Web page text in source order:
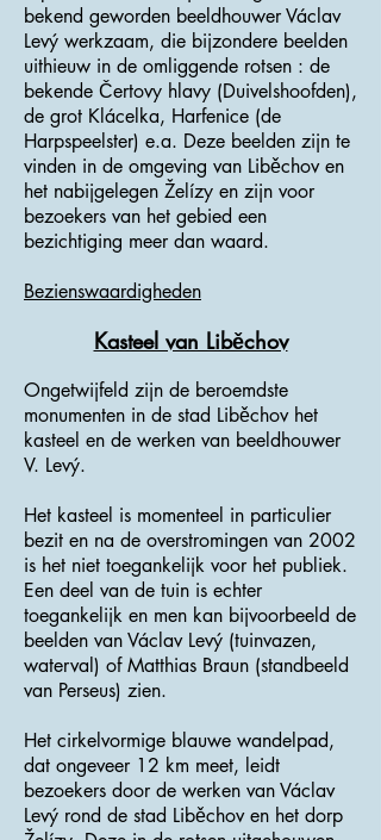
bekend geworden beeldhouwer Václav
Levý werkzaam, die bijzondere beelden
uithieuw in de omliggende rotsen : de
bekende Čertovy hlavy (Duivelshoofden),
de grot Klácelka, Harfenice (de
Harpspeelster) e.a. Deze beelden zijn te
vinden in de omgeving van Liběchov en
het nabijgelegen Želízy en zijn voor
bezoekers van het gebied een
bezichtiging meer dan waard.
Bezienswaardigheden
Kasteel van Liběchov
Ongetwijfeld zijn de beroemdste
monumenten in de stad Liběchov het
kasteel en de werken van beeldhouwer
V. Levý.
Het kasteel is momenteel in particulier
bezit en na de overstromingen van 2002
is het niet toegankelijk voor het publiek.
Een deel van de tuin is echter
toegankelijk en men kan bijvoorbeeld de
beelden van Václav Levý (tuinvazen,
waterval) of Matthias Braun (standbeeld
van Perseus) zien.
Het cirkelvormige blauwe wandelpad,
dat ongeveer 12 km meet, leidt
bezoekers door de werken van Václav
Levý rond de stad Liběchov en het dorp